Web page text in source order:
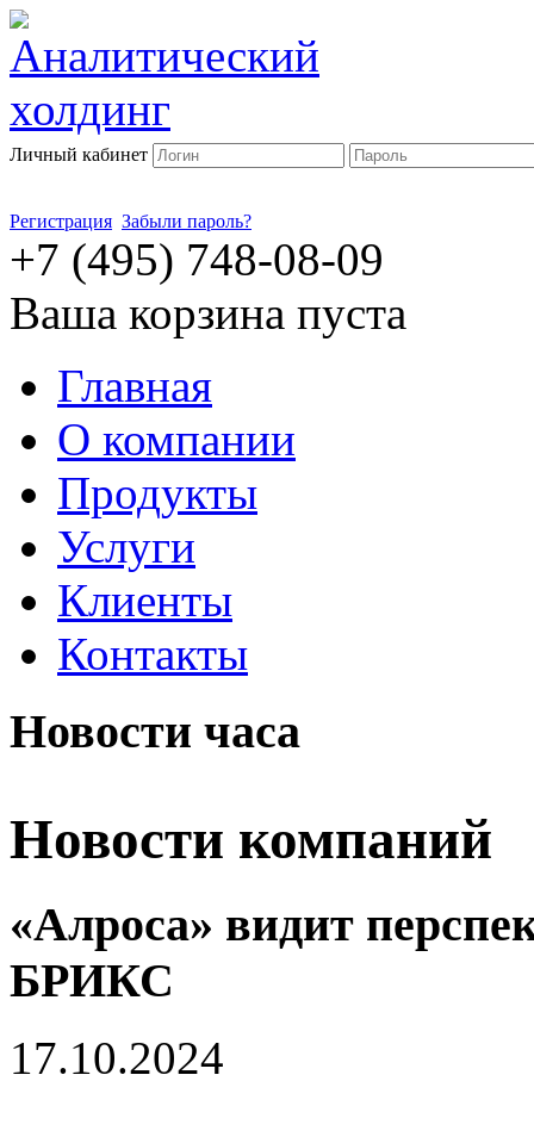
Личный кабинет
Регистрация Забыли пароль?
+7 (495) 748-08-09
Ваша корзина пуста
Главная
О компании
Продукты
Услуги
Клиенты
Контакты
Новости часа
Новости компаний
«Алроса» видит
БРИКС
17.10.2024